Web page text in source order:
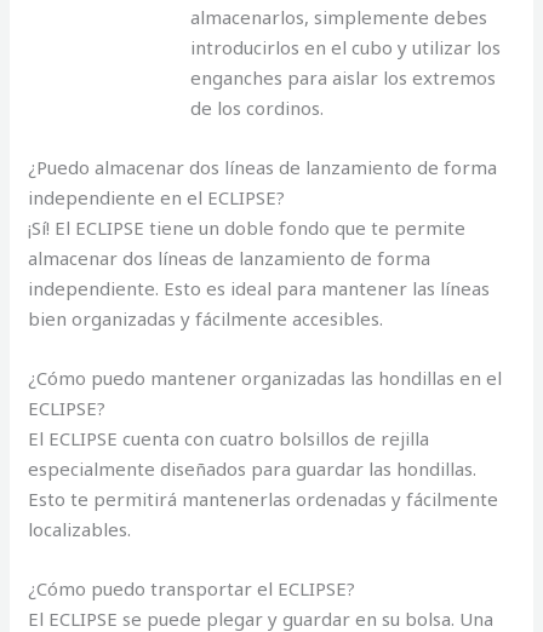
almacenarlos, simplemente debes
introducirlos en el cubo y utilizar los
enganches para aislar los extremos
de los cordinos.
¿Puedo almacenar dos líneas de lanzamiento de forma
independiente en el ECLIPSE?
¡Sí! El ECLIPSE tiene un doble fondo que te permite
almacenar dos líneas de lanzamiento de forma
independiente. Esto es ideal para mantener las líneas
bien organizadas y fácilmente accesibles.
¿Cómo puedo mantener organizadas las hondillas en el
ECLIPSE?
El ECLIPSE cuenta con cuatro bolsillos de rejilla
especialmente diseñados para guardar las hondillas.
Esto te permitirá mantenerlas ordenadas y fácilmente
localizables.
¿Cómo puedo transportar el ECLIPSE?
El ECLIPSE se puede plegar y guardar en su bolsa. Una